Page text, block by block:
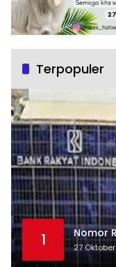
Terpopuler
1 Nomor
27